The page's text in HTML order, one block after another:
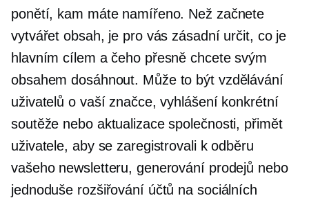
ponětí, kam máte namířeno. Než začnete
vytvářet obsah, je pro vás zásadní určit, co je
hlavním cílem a čeho přesně chcete svým
obsahem dosáhnout. Může to být vzdělávání
uživatelů o vaší značce, vyhlášení konkrétní
soutěže nebo aktualizace společnosti, přimět
uživatele, aby se zaregistrovali k odběru
vašeho newsletteru, generování prodejů nebo
jednoduše rozšiřování účtů na sociálních